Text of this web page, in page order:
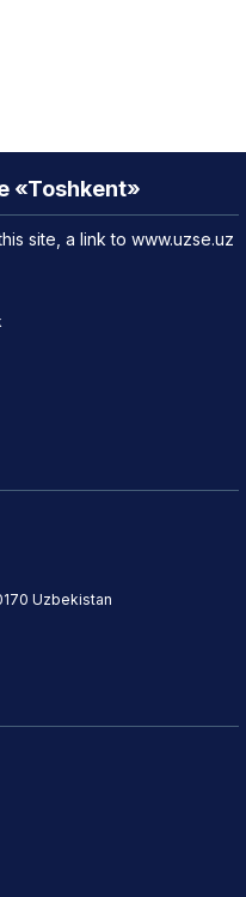
«Toshkent»
site, a link to www.uzse.uz
Uzbekistan